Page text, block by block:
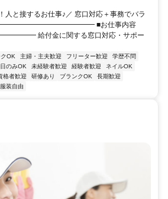
人と接するお仕事♪／ 窓口対応＋事務でバラ
━━━━━━━━━━━━━━━ ■お仕事内容
給付金に関する窓口対応・サポー
OK 主婦・主夫歓迎 フリーター歓迎
学歴不問
のみOK 未経験者歓迎 経験者歓迎
ネイルOK
格者歓迎 研修あり ブランクOK
長期歓迎
服装自由